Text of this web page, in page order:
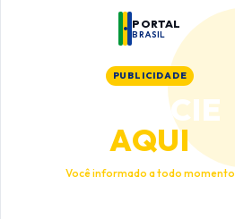
PORTAL
BRASIL
PUBLICIDADE
ANUNCIE
AQUI
Você informado a todo momento